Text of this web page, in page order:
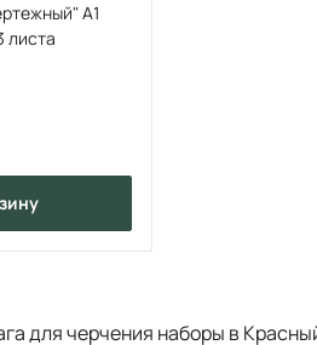
А1
листа
для черчения наборы в